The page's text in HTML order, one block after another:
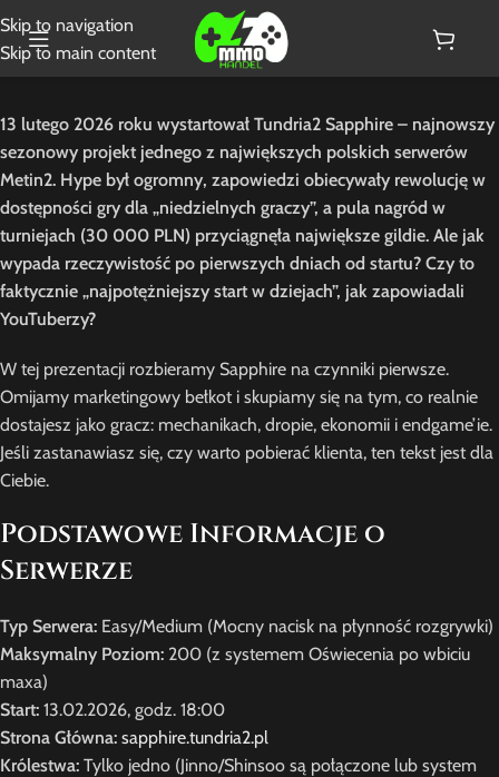
Skip to navigation
Skip to main content
13 lutego 2026 roku wystartował Tundria2 Sapphire – najnowszy
sezonowy projekt jednego z największych polskich serwerów
Metin2. Hype był ogromny, zapowiedzi obiecywały rewolucję w
dostępności gry dla „niedzielnych graczy”, a pula nagród w
turniejach (30 000 PLN) przyciągnęła największe gildie. Ale jak
wypada rzeczywistość po pierwszych dniach od startu? Czy to
faktycznie „najpotężniejszy start w dziejach”, jak zapowiadali
YouTuberzy?
W tej prezentacji rozbieramy Sapphire na czynniki pierwsze.
Omijamy marketingowy bełkot i skupiamy się na tym, co realnie
dostajesz jako gracz: mechanikach, dropie, ekonomii i endgame’ie.
Jeśli zastanawiasz się, czy warto pobierać klienta, ten tekst jest dla
Ciebie.
Podstawowe Informacje o
Serwerze
Typ Serwera: Easy/Medium (Mocny nacisk na płynność rozgrywki)
Maksymalny Poziom: 200 (z systemem Oświecenia po wbiciu
maxa)
Start: 13.02.2026, godz. 18:00
Strona Główna: sapphire.tundria2.pl
Królestwa: Tylko jedno (Jinno/Shinsoo są połączone lub system